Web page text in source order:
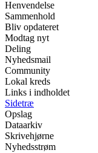
Henvendelse
Sammenhold
Bliv opdateret
Modtag nyt
Deling
Nyhedsmail
Community
Lokal kreds
Links i indholdet
Sidetræ
Opslag
Dataarkiv
Skrivehjørne
Nyhedsstrøm